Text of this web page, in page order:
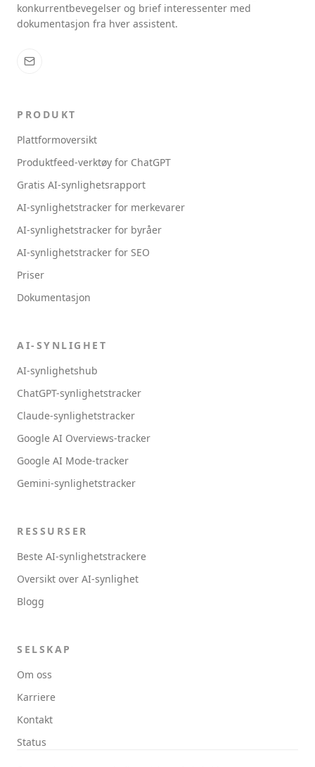
konkurrentbevegelser og brief interessenter med
dokumentasjon fra hver assistent.
PRODUKT
Plattformoversikt
Produktfeed-verktøy for ChatGPT
Gratis AI-synlighetsrapport
AI-synlighetstracker for merkevarer
AI-synlighetstracker for byråer
AI-synlighetstracker for SEO
Priser
Dokumentasjon
AI-SYNLIGHET
AI-synlighetshub
ChatGPT-synlighetstracker
Claude-synlighetstracker
Google AI Overviews-tracker
Google AI Mode-tracker
Gemini-synlighetstracker
RESSURSER
Beste AI-synlighetstrackere
Oversikt over AI-synlighet
Blogg
SELSKAP
Om oss
Karriere
Kontakt
Status